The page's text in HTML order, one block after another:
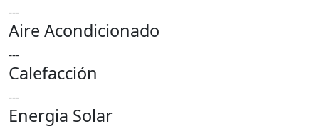
---
Aire Acondicionado
---
Calefacción
---
Energia Solar